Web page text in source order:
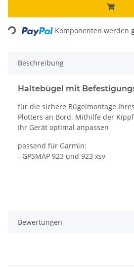
Komponenten werden
Beschreibung
Haltebügel mit
für die sichere Bügelmontage
Plotters an Bord. Mithilfe der
Ihr Gerät optimal anpassen
passend für Garmin:
- GPSMAP 923 und 923 xsv
Bewertungen